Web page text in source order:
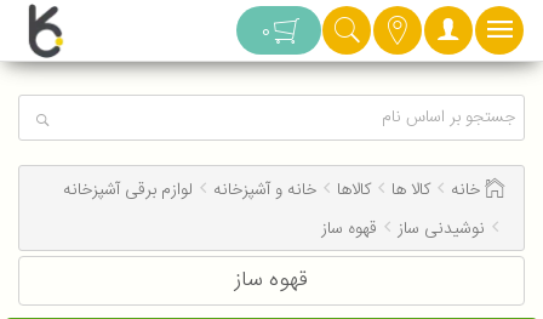
دسته بندی 0
خانه کالا ها کالاها خانه و آشپزخانه
لوازم برقی آشپزخانه
نوشیدنی ساز
قهوه ساز
قهوه ساز